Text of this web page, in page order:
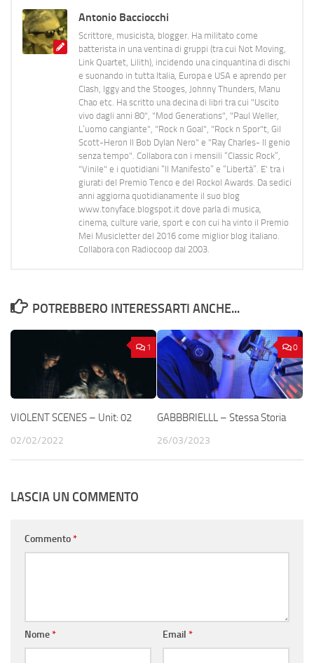
Antonio Bacciocchi
Scrittore, musicista, blogger. Ha militato come
batterista in una ventina di gruppi (tra cui Not Moving,
Link Quartet, Lilith), incidendo una cinquantina di dischi
e suonando in tutta Italia, Europa e USA e aprendo per
Clash, Iggy and the Stooges, Johnny Thunders, Manu
Chao etc. Ha scritto una decina di libri tra cui "Uscito
vivo dagli anni 80", "Mod Generations", "Paul Weller,
L’uomo cangiante", "Rock n Goal", "Rock n Spor"t, Gil
Scott-Heron Il Bob Dylan Nero" e "Ray Charles- Il genio
senza tempo". Collabora con i mensili “Classic Rock”,
"Vinile" e i quotidiani “Il Manifesto” e “Libertà”. E' tra i
giurati del Premio Tenco e del Rockol Awards. Da sedici
anni aggiorna quotidianamente il suo blog
www.tonyface.blogspot.it dove parla di musica,
cinema, culture varie, sport e con cui ha vinto il Premio
Mei Musicletter del 2016 come miglior blog italiano.
Collabora con Radiocoop dal 2003.
POTREBBERO INTERESSARTI ANCHE...
1
VIOLENT SCENES – Unit: 02
02/02/2022
0
GABBBRIELLL – Stessa Storia
26/03/2023
LASCIA UN COMMENTO
Commento*
Nome* Email *